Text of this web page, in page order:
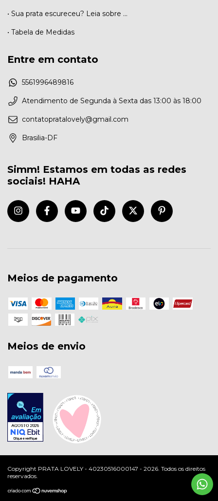
• Sua prata escureceu? Leia sobre ...
• Tabela de Medidas
Entre em contato
5561996489816
Atendimento de Segunda à Sexta das 13:00 às 18:00
contatopratalovely@gmail.com
Brasilia-DF
Simm! Estamos em todas as redes
sociais! HAHA
Meios de pagamento
Meios de envio
Copyright PRATA LOVELY - 40230516000147 - 2026. Todos os direitos
reservados.